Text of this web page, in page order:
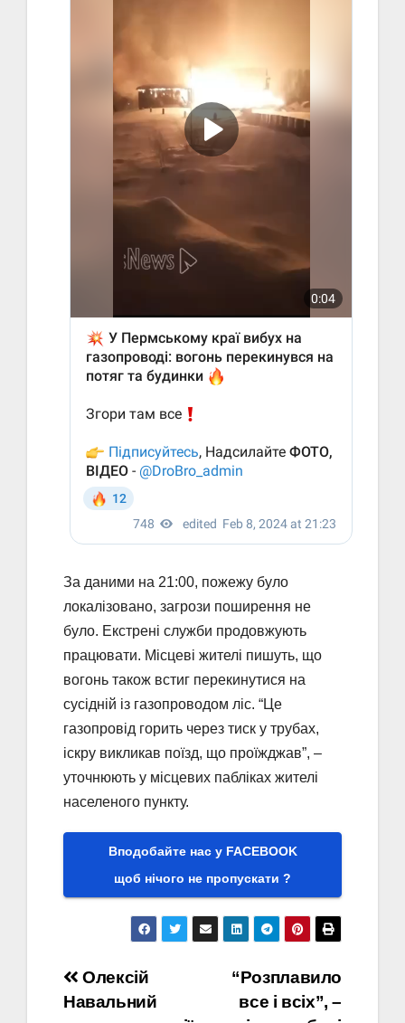
За даними на 21:00, пожежу було
локалізовано, загрози поширення не
було. Екстрені служби продовжують
працювати. Місцеві жителі пишуть, що
вогонь також встиг перекинутися на
сусідній із газопроводом ліс. “Це
газопровід горить через тиск у трубах,
іскру викликав поїзд, що проїжджав”, –
уточнюють у місцевих пабліках жителі
населеного пункту.
Вподобайте нас у FACEBOOK
щоб нічого не пропускати ?
Навігація
“Розплавило
все і всіх”, –
Олексій
Навальний